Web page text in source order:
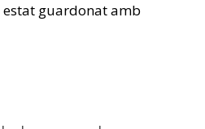
estat guardonat amb